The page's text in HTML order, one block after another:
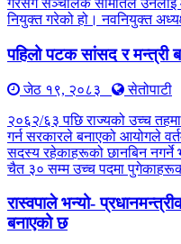
गरेसँगै सञ्चालक समितिले उनलाई
नियुक्त गरेको हो। नवनियुक्त
पहिलो पटक सांसद र मन्त्री
जेठ १९, २०८३
सेतोपाटी
२०६२/६३ पछि राज्यको उच्च
गर्न सरकारले बनाएको आयोगले
सदस्य रहेकाहरूको छानबिन
चैत ३० सम्म उच्च पदमा
रास्वपाले भन्यो-
बनाएको छ